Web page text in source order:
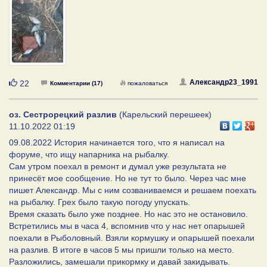
Нравится
22 Комментарии (17) Александр23_1991
пожаловаться
оз. Сестрорецкий разлив (Карельский перешеек)
11.10.2022 01:19
09.08.2022 История начинается того, что я написал на
форуме, что ищу напарника на рыбалку.
Сам утром поехал в ремонт и думал уже результата не
принесёт мое сообщение. Но не тут то было. Через час мне
пишет Александр. Мы с ним созваниваемся и решаем поехать
на рыбалку. Грех было такую погоду упускать.
Время сказать было уже позднее. Но нас это не остановило.
Встретились мы в часа 4, вспомнив что у нас нет опарышей
поехали в Рыболовный. Взяли кормушку и опарышей поехали
на разлив. В итоге в часов 5 мы пришли только на место.
Разложились, замешали прикормку и давай закидывать.